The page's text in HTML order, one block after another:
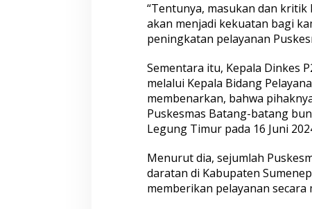
“Tentunya, masukan dan
akan menjadi kekuatan bagi
peningkatan pelayanan
Sementara itu, Kepala Dinkes
melalui Kepala Bidang
membenarkan, bahwa
Puskesmas Batang-batang
Legung Timur pada 16 Juni
Menurut dia, sejumlah
daratan di Kabupaten
memberikan pelayanan secara